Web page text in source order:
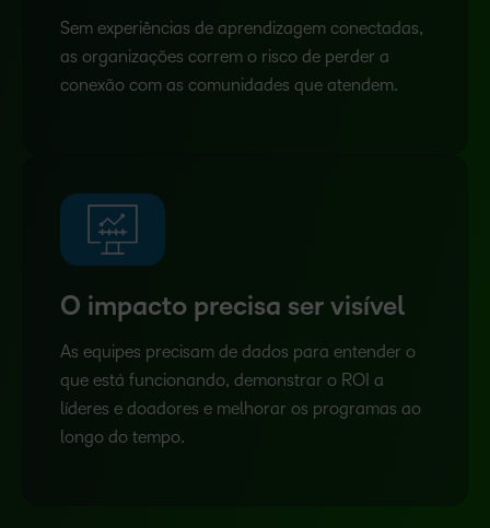
Sem experiências de aprendizagem conectadas,
as organizações correm o risco de perder a
conexão com as comunidades que atendem.
O impacto precisa ser visível
As equipes precisam de dados para entender o
que está funcionando, demonstrar o ROI a
líderes e doadores e melhorar os programas ao
longo do tempo.